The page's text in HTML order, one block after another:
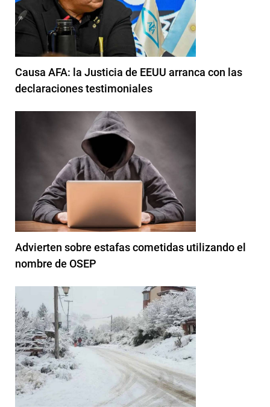
Causa AFA: la Justicia de EEUU arranca con las
declaraciones testimoniales
Advierten sobre estafas cometidas utilizando el
nombre de OSEP